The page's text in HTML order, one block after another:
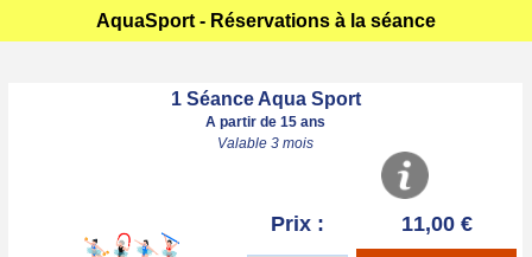
AquaSport - Réservations à la séance
1 Séance Aqua Sport
A partir de 15 ans
Valable 3 mois
Prix : 11,00 €